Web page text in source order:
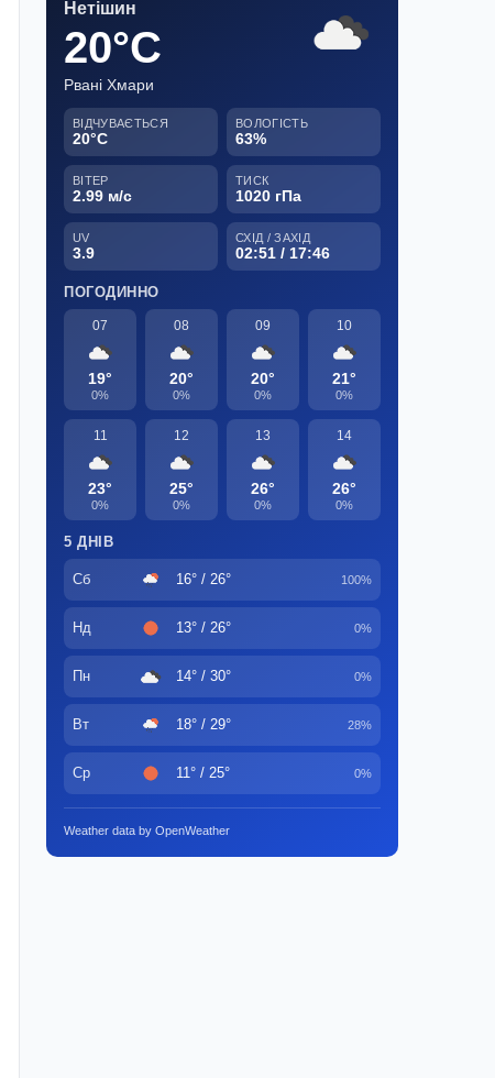
Нетішин
20°C
Рвані Хмари
ВІДЧУВАЄТЬСЯ
20°C
ВОЛОГІСТЬ
63%
ВІТЕР
2.99 м/с
ТИСК
1020 гПа
UV
3.9
СХІД / ЗАХІД
02:51 / 17:46
ПОГОДИННО
07
19°
0%
08
20°
0%
09
20°
0%
10
21°
0%
11
23°
0%
12
25°
0%
13
26°
0%
14
26°
0%
5 ДНІВ
Сб 16° / 26° 100%
Нд 13° / 26° 0%
Пн 14° / 30° 0%
Вт 18° / 29° 28%
Ср 11° / 25° 0%
Weather data by OpenWeather